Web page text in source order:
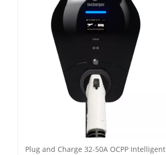
Plug and Charge 32-50A OCPP Intelligent